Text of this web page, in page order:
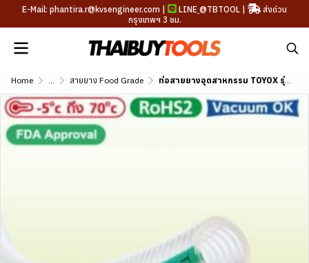
E-Mail: phantira.r@kvsengineer.com | LINE @TBTOOL |
ส่งด่วน
กรุงเทพฯ 3 ชม.
Home ... สายยาง Food Grade ท่อสายยางอุตสาหกรรม TOYOX รุ่น TOYORING-F ขนาด 5/8"-2"